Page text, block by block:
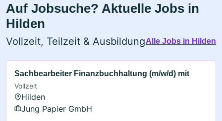
Auf Jobsuche? Aktuelle Jobs in
Hilden
Vollzeit, Teilzeit & AusbildungAlle Jobs in Hilden
Sachbearbeiter Finanzbuchhaltung (m/w/d) mit
Vollzeit
Hilden
Jung Papier GmbH